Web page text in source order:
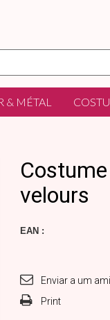
& MÉTAL
velours
EAN :
Enviar a um
Print